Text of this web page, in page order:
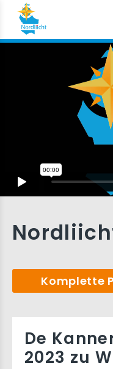
Komplette
De
2023 zu